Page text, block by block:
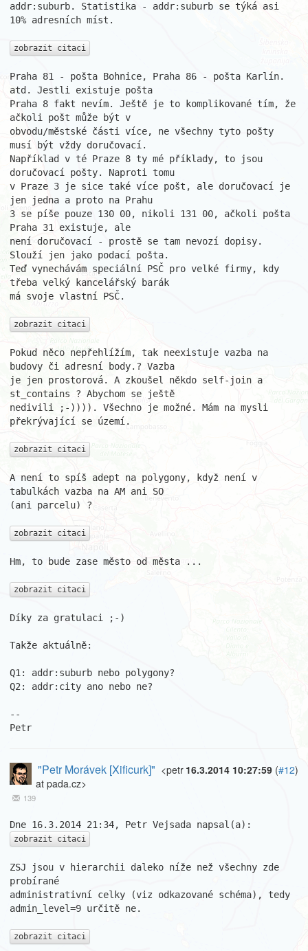
addr:suburb. Statistika - addr:suburb se týká asi
10% adresních míst.
zobrazit citaci
Praha 81 - pošta Bohnice, Praha 86 - pošta Karlín.
atd. Jestli existuje pošta
Praha 8 fakt nevím. Ještě je to komplikované tím, že
ačkoli pošt může být v
obvodu/městské části více, ne všechny tyto pošty
musí být vždy doručovací.
Například v té Praze 8 ty mé příklady, to jsou
doručovací pošty. Naproti tomu
v Praze 3 je sice také více pošt, ale doručovací je
jen jedna a proto na Prahu
3 se píše pouze 130 00, nikoli 131 00, ačkoli pošta
Praha 31 existuje, ale
není doručovací - prostě se tam nevozí dopisy.
Slouží jen jako podací pošta.
Teď vynechávám speciální PSČ pro velké firmy, kdy
třeba velký kancelářský barák
má svoje vlastní PSČ.
zobrazit citaci
Pokud něco nepřehlížím, tak neexistuje vazba na
budovy či adresní body.? Vazba
je jen prostorová. A zkoušel někdo self-join a
st_contains ? Abychom se ještě
nedivili ;-)))). Všechno je možné. Mám na mysli
překrývající se území.
zobrazit citaci
A není to spíš adept na polygony, když není v
tabulkách vazba na AM ani SO
(ani parcelu) ?
zobrazit citaci
Hm, to bude zase město od města ...
zobrazit citaci
Díky za gratulaci ;-)
Takže aktuálně:
Q1: addr:suburb nebo polygony?
Q2: addr:city ano nebo ne?
--
Petr
16.3.2014 10:27:59 (#12)
"Petr Morávek [Xificurk]" <petr
at pada.cz>
139
zobrazit citaci
ZSJ jsou v hierarchii daleko níže než všechny zde
probírané
administrativní celky (viz odkazované schéma), tedy
admin_level=9 určitě ne.
zobrazit citaci